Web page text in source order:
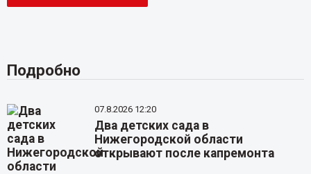
Подробно
07.8.2026 12:20
Два детских сада в
Нижегородской области
открывают после капремонта